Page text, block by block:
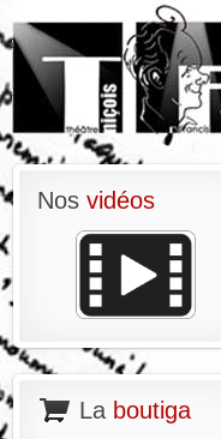
Nos vidéos
La boutiga